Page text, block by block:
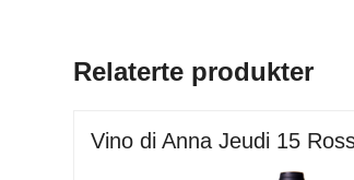
Relaterte produkter
Vino di Anna Jeudi 15